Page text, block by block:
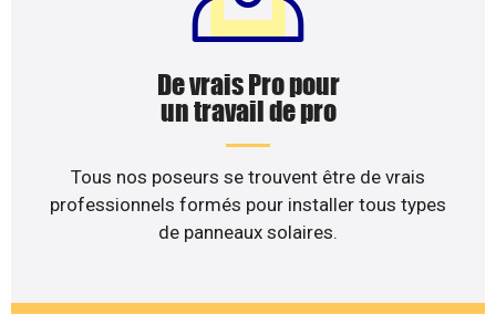
De vrais Pro pour
un travail de pro
Tous nos poseurs se trouvent être de vrais
professionnels formés pour installer tous types
de panneaux solaires.